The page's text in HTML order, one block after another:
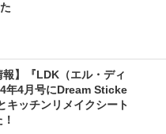
報】『LDK（エル・ディ
年4月号にDream Sticke
キッチンリメイクシート